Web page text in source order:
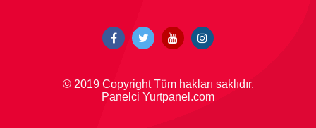
© 2019 Copyright Tüm hakları saklıdır.
Panelci Yurtpanel.com